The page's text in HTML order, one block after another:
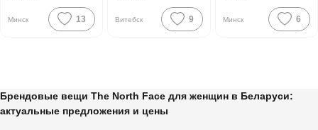
Минск 13 Витебск 9 Минск 6
Брендовые вещи The North Face для женщин в Беларуси:
актуальные предложения и цены